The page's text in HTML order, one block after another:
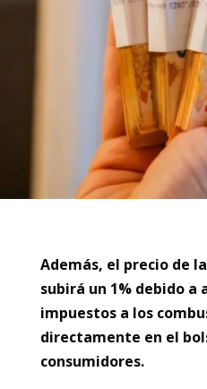
Además, el precio de
subirá un 1% debido a
impuestos a los
directamente en el
consumidores.